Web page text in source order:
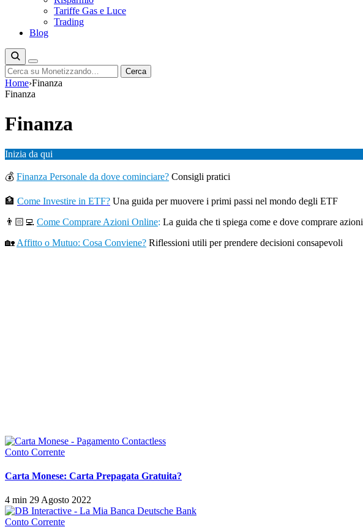
Tariffe Gas e Luce
Trading
Blog
Cerca Cerca
Home›Finanza
Finanza
Finanza
Inizia da qui
💰 Finanza Personale da dove cominciare? Consigli pratici
🏦 Come Investire in ETF? Una guida per muovere i primi passi nel mondo degli ETF
👨🏻‍💻 Come Comprare Azioni Online: La guida che ti spiega come e dove comprare azioni
🏡 Affitto o Mutuo: Cosa Conviene? Riflessioni utili per prendere decisioni consapevoli
Conto Corrente
Carta Monese: Carta Prepagata Gratuita?
4 min 29 Agosto 2022
Conto Corrente